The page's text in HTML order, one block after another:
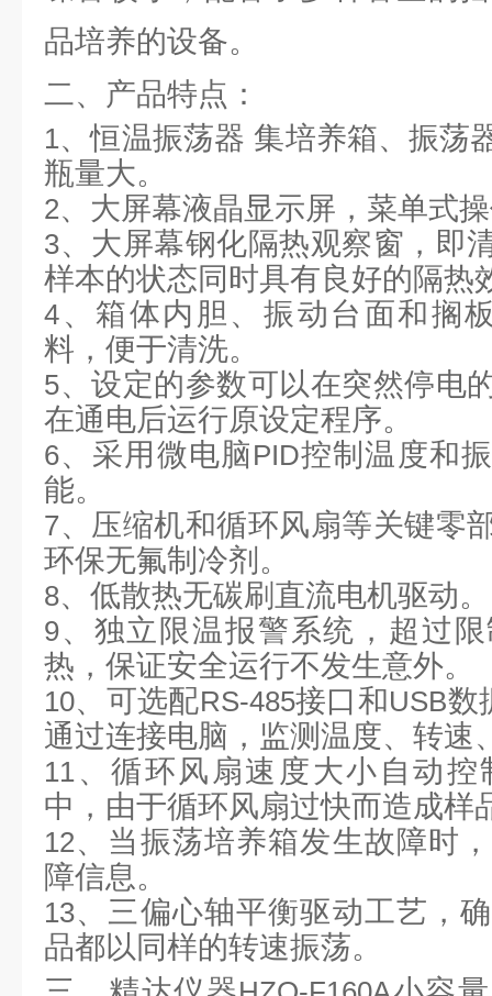
品培养的设备。
二、产品特点：
1、恒温振荡器 集培养箱、振荡
瓶量大。
2、大屏幕液晶显示屏，菜单式
3、大屏幕钢化隔热观察窗，即
样本的状态同时具有良好的隔热
4 、箱体内胆、振动台面和搁
料，便于清洗。
5、设定的参数可以在突然停电
在通电后运行原设定程序。
6、采用微电脑PID控制温度和
能。
7、压缩机和循环风扇等关键零
环保无氟制冷剂。
8、低散热无碳刷直流电机驱动。
9、独立限温报警系统，超过
热，保证安全运行不发生意外。
10、可选配RS-485接口和USB数
通过连接电脑，监测温度、转速
11 、循环风扇速度大小自动
中，由于循环风扇过快而造成样
12、当振荡培养箱发生故障时
障信息。
13、三偏心轴平衡驱动工艺，
品都以同样的转速振荡。